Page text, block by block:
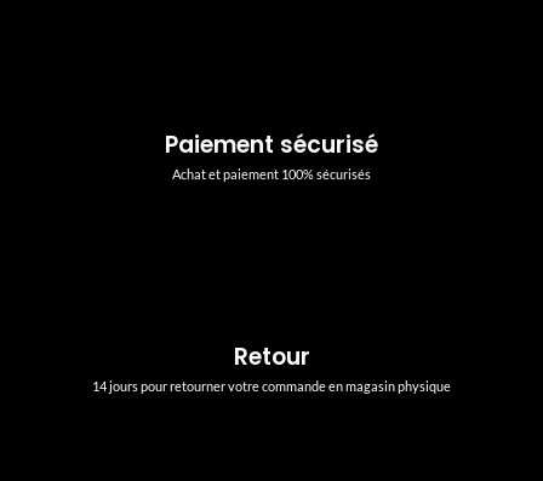
Paiement sécurisé
Achat et paiement 100% sécurisés
Retour
14 jours pour retourner votre commande en magasin physique